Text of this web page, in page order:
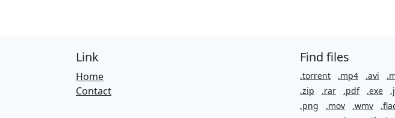
Link
Home
Contact
Find files
.torrent .mp4 .avi
.zip
.rar .pdf .exe
.png
.mov .wmv